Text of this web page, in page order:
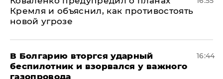
Кремля и объяснил, как противостоять
новой угрозе
В Болгарию вторгся ударный
беспилотник и взорвался у важного
газопровода
16:44